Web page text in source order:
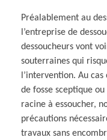
Préalablement au
l’entreprise de
dessoucheurs vont
souterraines qui
l’intervention. Au
de fosse sceptique
racine à essoucher,
précautions
travaux sans